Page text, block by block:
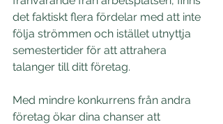
det faktiskt flera fördelar med att inte
följa strömmen och istället utnyttja
semestertider för att attrahera
talanger till ditt företag.
Med mindre konkurrens från andra
företag ökar dina chanser att